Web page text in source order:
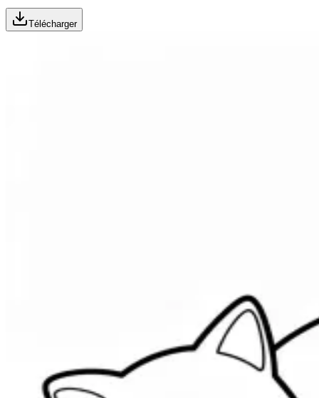
Télécharger